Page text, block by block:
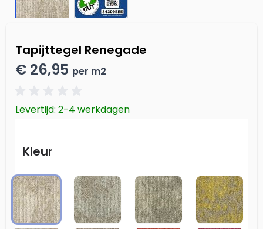
Tapijttegel Renegade
€ 26,95 per m2
Levertijd: 2-4 werkdagen
Kleur
111 TRUFFLE 123 GREIGE 124 WALNUT 125 FLAX